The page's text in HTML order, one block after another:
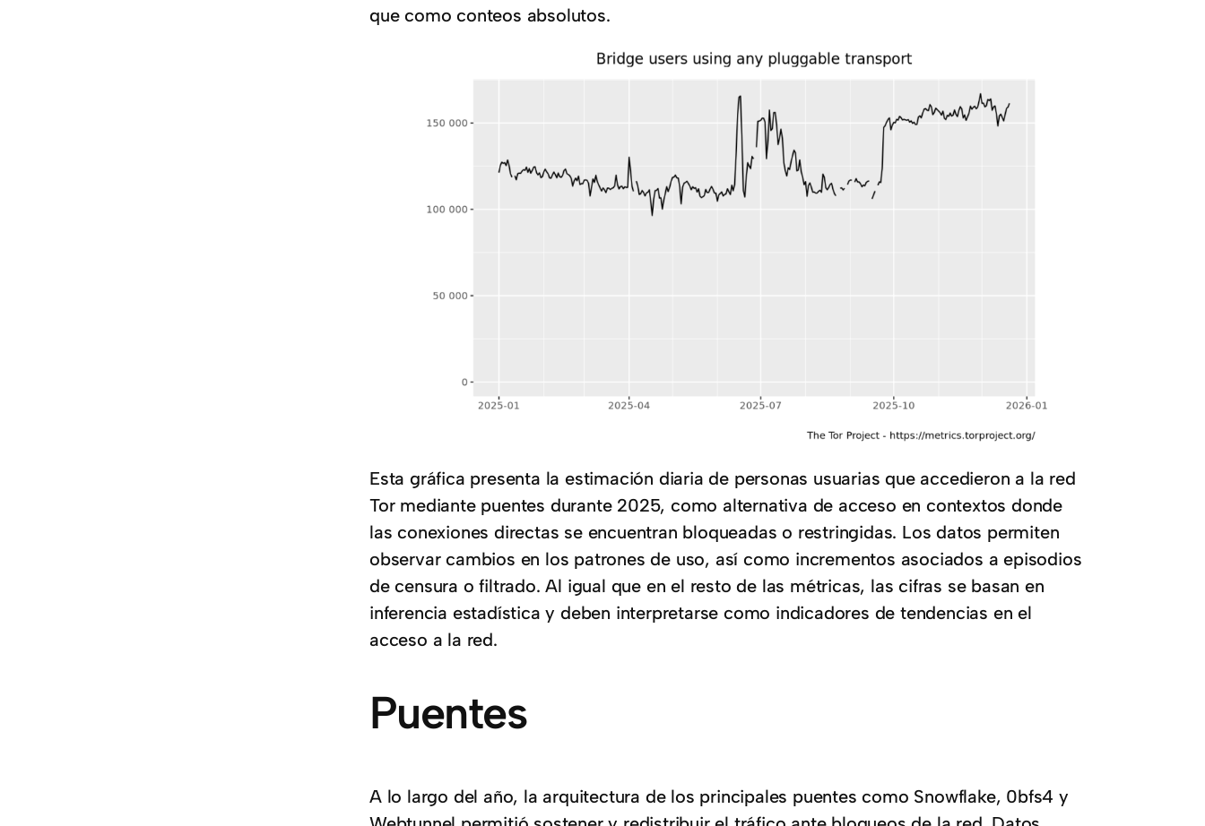
que como conteos absolutos.
Esta gráfica presenta la estimación diaria de personas usuarias que accedieron a la red
Tor mediante puentes durante 2025, como alternativa de acceso en contextos donde
las conexiones directas se encuentran bloqueadas o restringidas. Los datos permiten
observar cambios en los patrones de uso, así como incrementos asociados a episodios
de censura o filtrado. Al igual que en el resto de las métricas, las cifras se basan en
inferencia estadística y deben interpretarse como indicadores de tendencias en el
acceso a la red.
Puentes
A lo largo del año, la arquitectura de los principales puentes como Snowflake, 0bfs4 y